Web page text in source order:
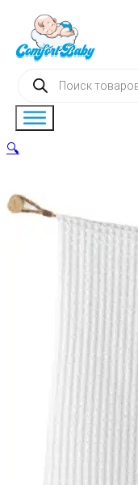
Поиск
товаров
🔍